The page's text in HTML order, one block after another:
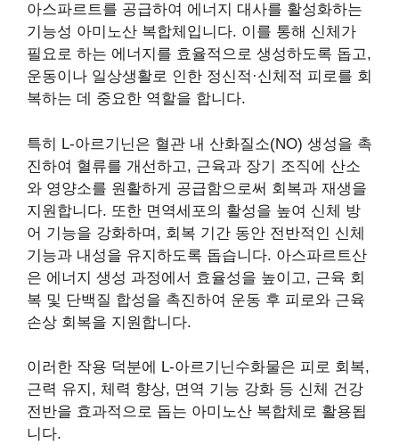
아스파르트를 공급하여 에너지 대사를 활성화하는
기능성 아미노산 복합체입니다. 이를 통해 신체가
필요로 하는 에너지를 효율적으로 생성하도록 돕고,
운동이나 일상생활로 인한 정신적·신체적 피로를 회
복하는 데 중요한 역할을 합니다.
특히 L-아르기닌은 혈관 내 산화질소(NO) 생성을 촉
진하여 혈류를 개선하고, 근육과 장기 조직에 산소
와 영양소를 원활하게 공급함으로써 회복과 재생을
지원합니다. 또한 면역세포의 활성을 높여 신체 방
어 기능을 강화하며, 회복 기간 동안 전반적인 신체
기능과 내성을 유지하도록 돕습니다. 아스파르트산
은 에너지 생성 과정에서 효율성을 높이고, 근육 회
복 및 단백질 합성을 촉진하여 운동 후 피로와 근육
손상 회복을 지원합니다.
이러한 작용 덕분에 L-아르기닌수화물은 피로 회복,
근력 유지, 체력 향상, 면역 기능 강화 등 신체 건강
전반을 효과적으로 돕는 아미노산 복합체로 활용됩
니다.